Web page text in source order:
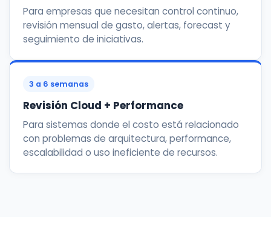
Para empresas que necesitan control continuo,
revisión mensual de gasto, alertas, forecast y
seguimiento de iniciativas.
3 a 6 semanas
Revisión Cloud + Performance
Para sistemas donde el costo está relacionado
con problemas de arquitectura, performance,
escalabilidad o uso ineficiente de recursos.